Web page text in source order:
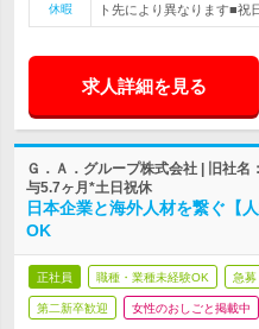
休暇
ト先により異なります■祝
求人詳細を見る
Ｇ．Ａ．グループ株式会社 | 旧社
与5.7ヶ月*土日祝休
日本企業と海外人材を繋ぐ【
OK
正社員 職種・業種未経験OK 急募
第二新卒歓迎 女性のおしごと掲載中